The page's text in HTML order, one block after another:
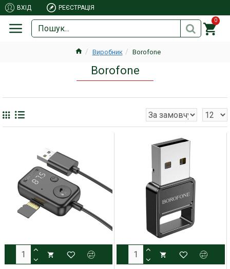
ВХІД РЕЄСТРАЦІЯ
0
Виробник Borofone
Borofone